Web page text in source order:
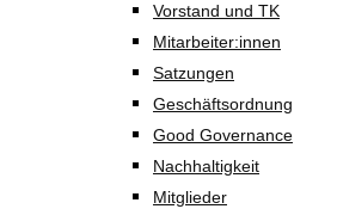
Vorstand und TK
Mitarbeiter:innen
Satzungen
Geschäftsordnung
Good Governance
Nachhaltigkeit
Mitglieder